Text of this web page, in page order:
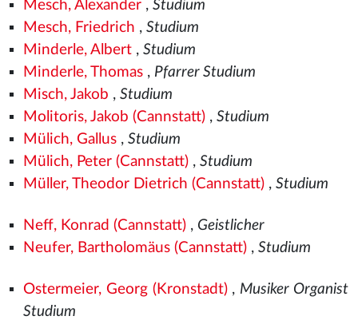
Mesch, Alexander, Studium
Mesch, Friedrich , Studium
Minderle, Albert, Studium
Minderle, Thomas, Pfarrer Studium
Misch, Jakob , Studium
Molitoris, Jakob (Cannstatt), Studium
Mülich, Gallus, Studium
Mülich, Peter (Cannstatt), Studium
Müller, Theodor Dietrich (Cannstatt), Studium
Neff, Konrad (Cannstatt), Geistlicher
Neufer, Bartholomäus (Cannstatt), Studium
Ostermeier, Georg (Kronstadt), Musiker Organist
Studium